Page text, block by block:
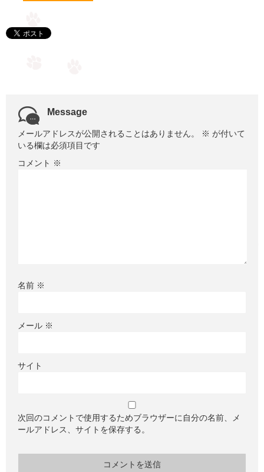
Message
メールアドレスが公開されることはありません。 ※ が付いて
いる欄は必須項目です
コメント ※
名前 ※
メール ※
サイト
次回のコメントで使用するためブラウザーに自分の名前、メ
ールアドレス、サイトを保存する。